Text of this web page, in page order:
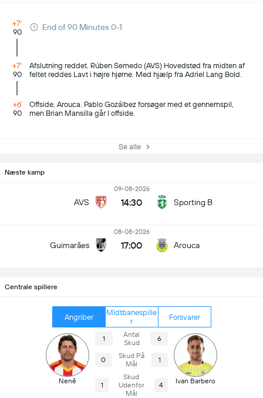
+7'
90
End of 90 Minutes 0-1
+7'
90
Afslutning reddet. Rúben Semedo (AVS) Hovedstød fra midten af
feltet reddes Lavt i højre hjørne. Med hjælp fra Adriel Lang Bold.
+6'
90
Offside, Arouca. Pablo Gozálbez forsøger med et gennemspil,
men Brian Mansilla går I offside.
Se alle
Næste kamp
AVS
09-08-2026
14:30 Sporting B
Guimarães
08-08-2026
17:00 Arouca
Centrale spillere
Angriber
Midtbanespille
r
Forsvarer
Nenê
1
Antal
Skud
6
0
Skud På
Mål
1
1
Skud
Udenfor
Mål
4 Ivan Barbero